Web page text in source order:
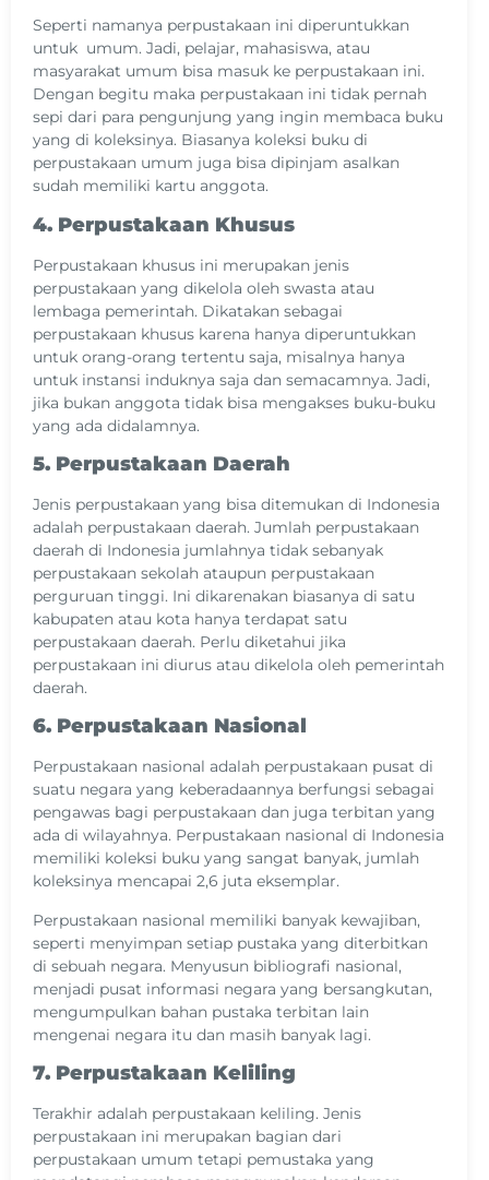
Seperti namanya perpustakaan ini diperuntukkan
untuk umum. Jadi, pelajar, mahasiswa, atau
masyarakat umum bisa masuk ke perpustakaan ini.
Dengan begitu maka perpustakaan ini tidak pernah
sepi dari para pengunjung yang ingin membaca buku
yang di koleksinya. Biasanya koleksi buku di
perpustakaan umum juga bisa dipinjam asalkan
sudah memiliki kartu anggota.
4. Perpustakaan Khusus
Perpustakaan khusus ini merupakan jenis
perpustakaan yang dikelola oleh swasta atau
lembaga pemerintah. Dikatakan sebagai
perpustakaan khusus karena hanya diperuntukkan
untuk orang-orang tertentu saja, misalnya hanya
untuk instansi induknya saja dan semacamnya. Jadi,
jika bukan anggota tidak bisa mengakses buku-buku
yang ada didalamnya.
5. Perpustakaan Daerah
Jenis perpustakaan yang bisa ditemukan di Indonesia
adalah perpustakaan daerah. Jumlah perpustakaan
daerah di Indonesia jumlahnya tidak sebanyak
perpustakaan sekolah ataupun perpustakaan
perguruan tinggi. Ini dikarenakan biasanya di satu
kabupaten atau kota hanya terdapat satu
perpustakaan daerah. Perlu diketahui jika
perpustakaan ini diurus atau dikelola oleh pemerintah
daerah.
6. Perpustakaan Nasional
Perpustakaan nasional adalah perpustakaan pusat di
suatu negara yang keberadaannya berfungsi sebagai
pengawas bagi perpustakaan dan juga terbitan yang
ada di wilayahnya. Perpustakaan nasional di Indonesia
memiliki koleksi buku yang sangat banyak, jumlah
koleksinya mencapai 2,6 juta eksemplar.
Perpustakaan nasional memiliki banyak kewajiban,
seperti menyimpan setiap pustaka yang diterbitkan
di sebuah negara. Menyusun bibliografi nasional,
menjadi pusat informasi negara yang bersangkutan,
mengumpulkan bahan pustaka terbitan lain
mengenai negara itu dan masih banyak lagi.
7. Perpustakaan Keliling
Terakhir adalah perpustakaan keliling. Jenis
perpustakaan ini merupakan bagian dari
perpustakaan umum tetapi pemustaka yang